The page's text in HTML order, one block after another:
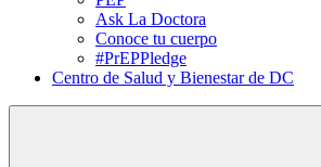
Ask La Doctora
Conoce tu cuerpo
#PrEPPledge
Centro de Salud y Bienestar de DC